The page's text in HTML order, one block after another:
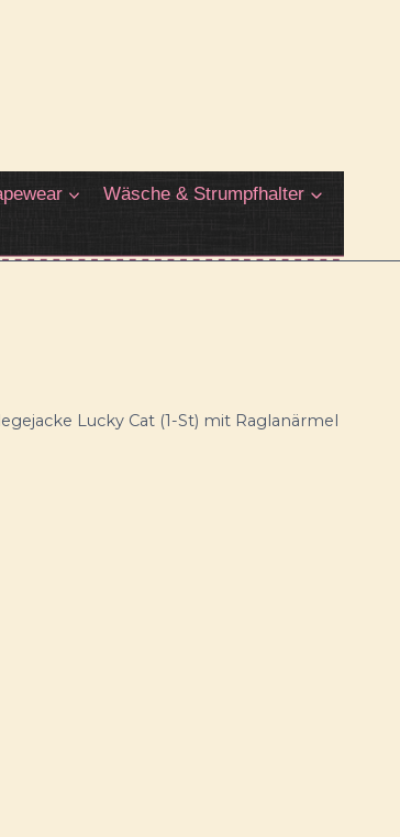
Wäsche & Strumpfhalter
Lucky Cat (1-St) mit Raglanärmel